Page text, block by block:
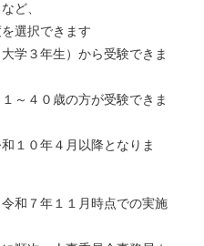
ど、
選択できます
学３年生）から受験できま
４０歳の方が受験できま
０年４月以降となりま
和７年１１月時点での実施